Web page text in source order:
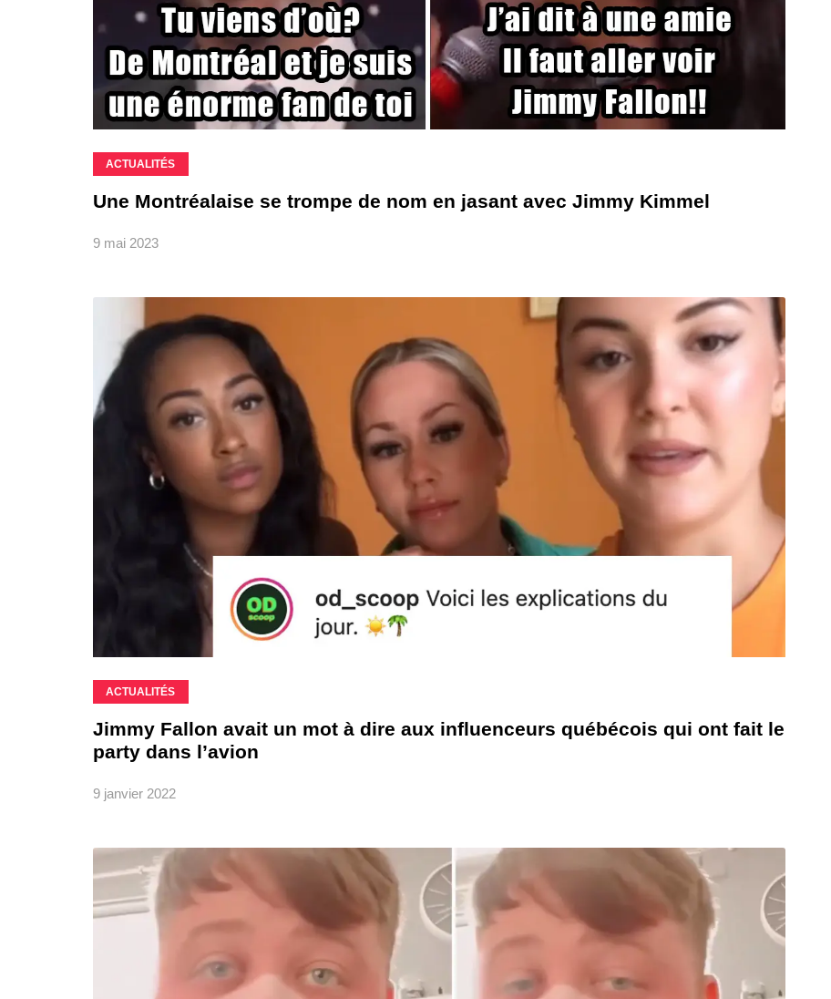
ACTUALITÉS
Une Montréalaise se trompe de nom en jasant avec Jimmy Kimmel
9 mai 2023
ACTUALITÉS
Jimmy Fallon avait un mot à dire aux influenceurs québécois qui ont fait le
party dans l’avion
9 janvier 2022